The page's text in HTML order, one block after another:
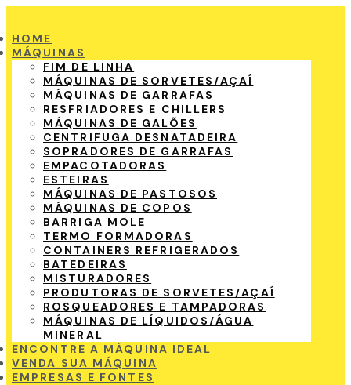
HOME
MÁQUINAS
FIM DE LINHA
MÁQUINAS DE SORVETES/AÇAÍ
MÁQUINAS DE GARRAFAS
RESFRIADORES E CHILLERS
MÁQUINAS DE GALÕES
CENTRIFUGA DESNATADEIRA
SOPRADORES DE GARRAFAS
EMPACOTADORAS
ESTEIRAS
MÁQUINAS DE PASTOSOS
MÁQUINAS DE COPOS
BARRIGA MOLE
TERMO FORMADORAS
CONTAINERS REFRIGERADOS
BATEDEIRAS
MISTURADORES
PRODUTORAS DE SORVETES/AÇAÍ
ROSQUEADORES E TAMPADORAS
MÁQUINAS DE LÍQUIDOS/ÁGUA
MINERAL
ENCONTRE A MÁQUINA IDEAL
VENDA SUA MÁQUINA
EMPRESAS E FONTES